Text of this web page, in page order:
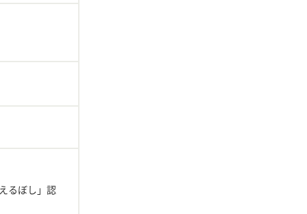
るぼし」認